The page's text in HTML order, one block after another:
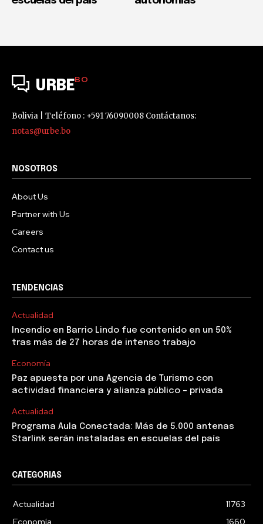
URBEBO
Bolivia | Teléfono : +591 76090008 Contáctanos:
notas@urbe.bo
NOSOTROS
About Us
Partner with Us
Careers
Contact us
TENDENCIAS
Actualidad
Incendio en Barrio Lindo fue contenido en un 50%
tras más de 27 horas de intenso trabajo
Economía
Paz apuesta por una Agencia de Turismo con
actividad financiera y alianza público – privada
Actualidad
Programa Aula Conectada: Más de 5.000 antenas
Starlink serán instaladas en escuelas del país
CATEGORIAS
Actualidad
11763
Economía
1660